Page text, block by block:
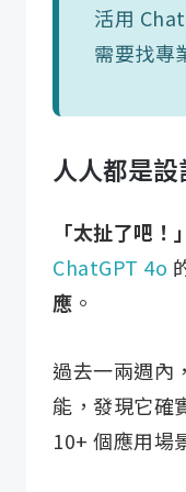
活用
需要找專
人人都是設
「太扯了吧！」
ChatGPT 4o
應 。 ​
過去一兩週內
能，發現它確
10+ 個應用場